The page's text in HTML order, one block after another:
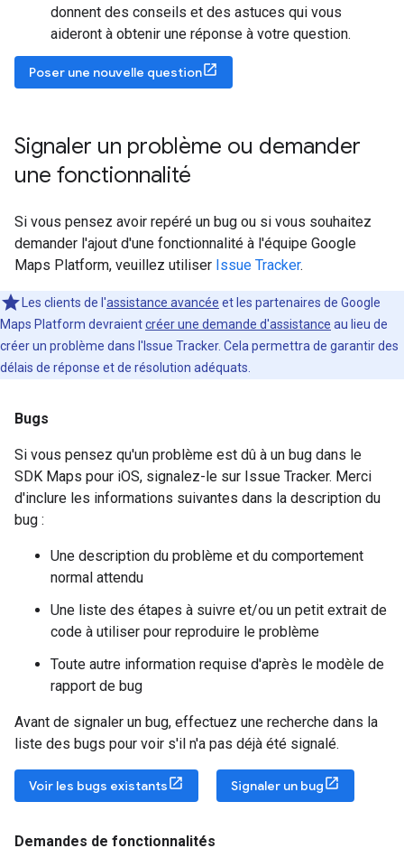
donnent des conseils et des astuces qui vous
aideront à obtenir une réponse à votre question.
Poser une nouvelle question
Signaler un problème ou demander
une fonctionnalité
Si vous pensez avoir repéré un bug ou si vous souhaitez
demander l'ajout d'une fonctionnalité à l'équipe Google
Maps Platform, veuillez utiliser Issue Tracker.
Les clients de l'assistance avancée et les partenaires de Google
Maps Platform devraientcréer une demande d'assistance au lieu de
créer un problème dans l'Issue Tracker. Cela permettra de garantir des
délais de réponse et de résolution adéquats.
Bugs
Si vous pensez qu'un problème est dû à un bug dans le
SDK Maps pour iOS, signalez-le sur Issue Tracker. Merci
d'inclure les informations suivantes dans la description du
bug :
Une description du problème et du comportement
normal attendu
Une liste des étapes à suivre et/ou un petit extrait de
code à utiliser pour reproduire le problème
Toute autre information requise d'après le modèle de
rapport de bug
Avant de signaler un bug, effectuez une recherche dans la
liste des bugs pour voir s'il n'a pas déjà été signalé.
Voir les bugs existants Signaler un bug
Demandes de fonctionnalités